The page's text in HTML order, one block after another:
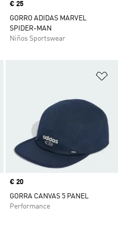
Precio
€ 25
GORRO ADIDAS MARVEL
SPIDER-MAN
Niños Sportswear
Precio
€ 20
GORRA CANVAS 5 PANEL
Performance